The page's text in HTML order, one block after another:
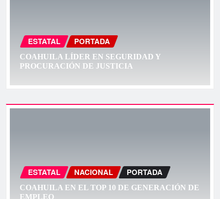
ESTATAL PORTADA
COAHUILA LÍDER EN SEGURIDAD Y
PROCURACIÓN DE JUSTICIA
ESTATAL NACIONAL PORTADA
COAHUILA EN EL TOP 10 DE GENERACIÓN DE
EMPLEO